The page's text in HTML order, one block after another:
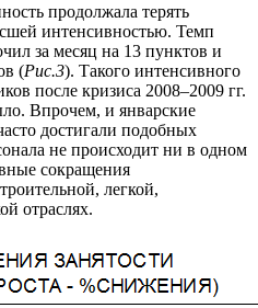
продолжала терять
интенсивностью. Темп
за месяц на 13 пунктов и
(Рис.3). Такого интенсивного
после кризиса 2008–2009 гг.
Впрочем, и январские
достигали подобных
не происходит ни в одном
сокращения
легкой,
отраслях.